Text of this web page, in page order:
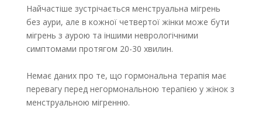
Найчастіше зустрічається менструальна мігрень
без аури, але в кожної четвертої жінки може бути
мігрень з аурою та іншими неврологічними
симптомами протягом 20-30 хвилин.
Немає даних про те, що гормональна терапія має
перевагу перед негормональною терапією у жінок з
менструальною мігренню.